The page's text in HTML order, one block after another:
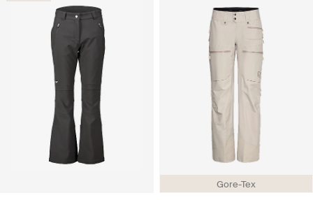
Gore-Tex